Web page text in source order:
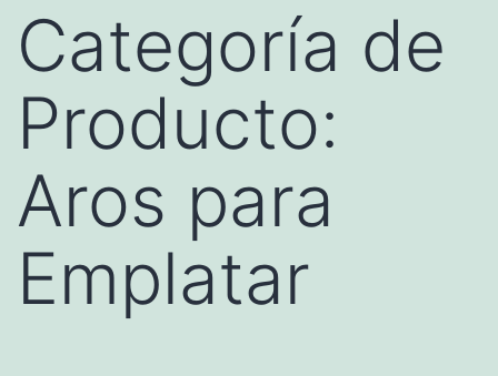
Categoría de
Producto:
Aros para
Emplatar